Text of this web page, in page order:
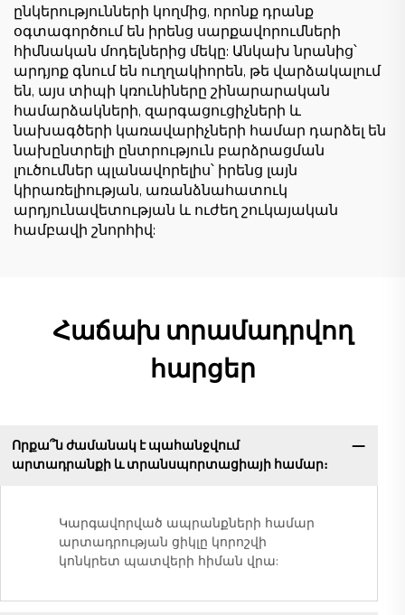
ընկերությունների կողմից, որոնք դրանք
օգտագործում են իրենց սարքավորումների
հիմնական մոդելներից մեկը: Անկախ նրանից՝
արդյոք գնում են ուղղակիորեն, թե վարձակալում
են, այս տիպի կռունիները շինարարական
համարձակների, զարգացուցիչների և
նախագծերի կառավարիչների համար դարձել են
նախընտրելի ընտրություն բարձրացման
լուծումներ պլանավորելիս՝ իրենց լայն
կիրառելիության, առանձնահատուկ
արդյունավետության և ուժեղ շուկայական
համբավի շնորհիվ:
Հաճախ տրամադրվող
հարցեր
Որքա՞ն ժամանակ է պահանջվում
արտադրանքի և տրանսպորտացիայի համար։
Կարգավորված ապրանքների համար
արտադրության ցիկլը կորոշվի
կոնկրետ պատվերի հիման վրա: